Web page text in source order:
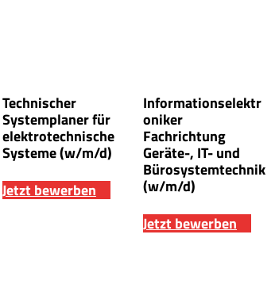
Technischer
Systemplaner für
elektrotechnische
Systeme (w/m/d)
Jetzt bewerben
Informationselektr
oniker
Fachrichtung
Geräte-, IT- und
Bürosystemtechnik
(w/m/d)
Jetzt bewerben